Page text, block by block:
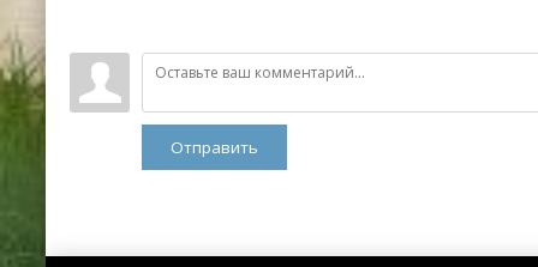
Отправить